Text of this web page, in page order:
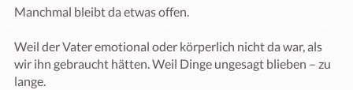
Manchmal bleibt da etwas offen.
Weil der Vater emotional oder körperlich nicht da war, als
wir ihn gebraucht hätten. Weil Dinge ungesagt blieben – zu
lange.